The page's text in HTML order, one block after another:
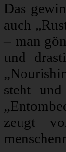
Das
auch
– man
und
steht
zeugt